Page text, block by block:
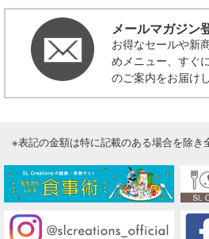
メールマガジン
お得なセールや新
めメニュー、すぐ
のご案内をお届けし
※表記の金額は特に記載のある場合を除き